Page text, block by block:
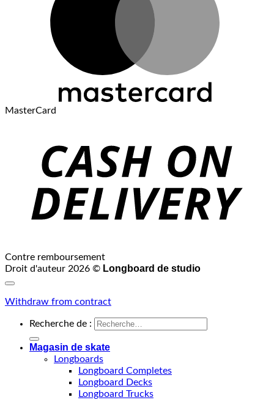
MasterCard
Contre remboursement
Droit d'auteur 2026 © Longboard de studio
Withdraw from contract
Recherche de :
Magasin de skate
Longboards
Longboard Completes
Longboard Decks
Longboard Trucks